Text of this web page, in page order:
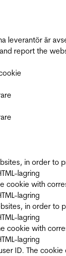
leverantör är
report the
in order to
lagring
cookie with
lagring
in order to
lagring
cookie with
lagring
ID. The